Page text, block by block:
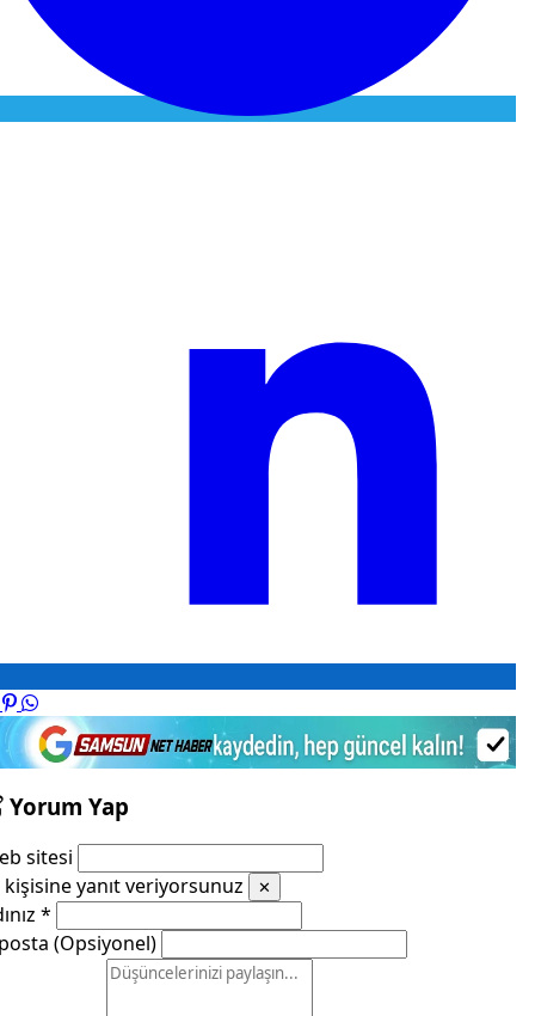
Yorum Yap
sitesi
kişisine yanıt veriyorsunuz
✕
*
(Opsiyonel)